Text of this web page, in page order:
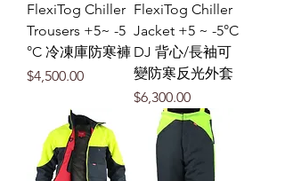
FlexiTog Chiller
Trousers +5~ -5
°C 冷凍庫防寒褲
價格
$4,500.00
FlexiTog Chiller
Jacket +5 ~ -5°C
DJ 背心/長袖可
變防寒反光外套
價格
$6,300.00